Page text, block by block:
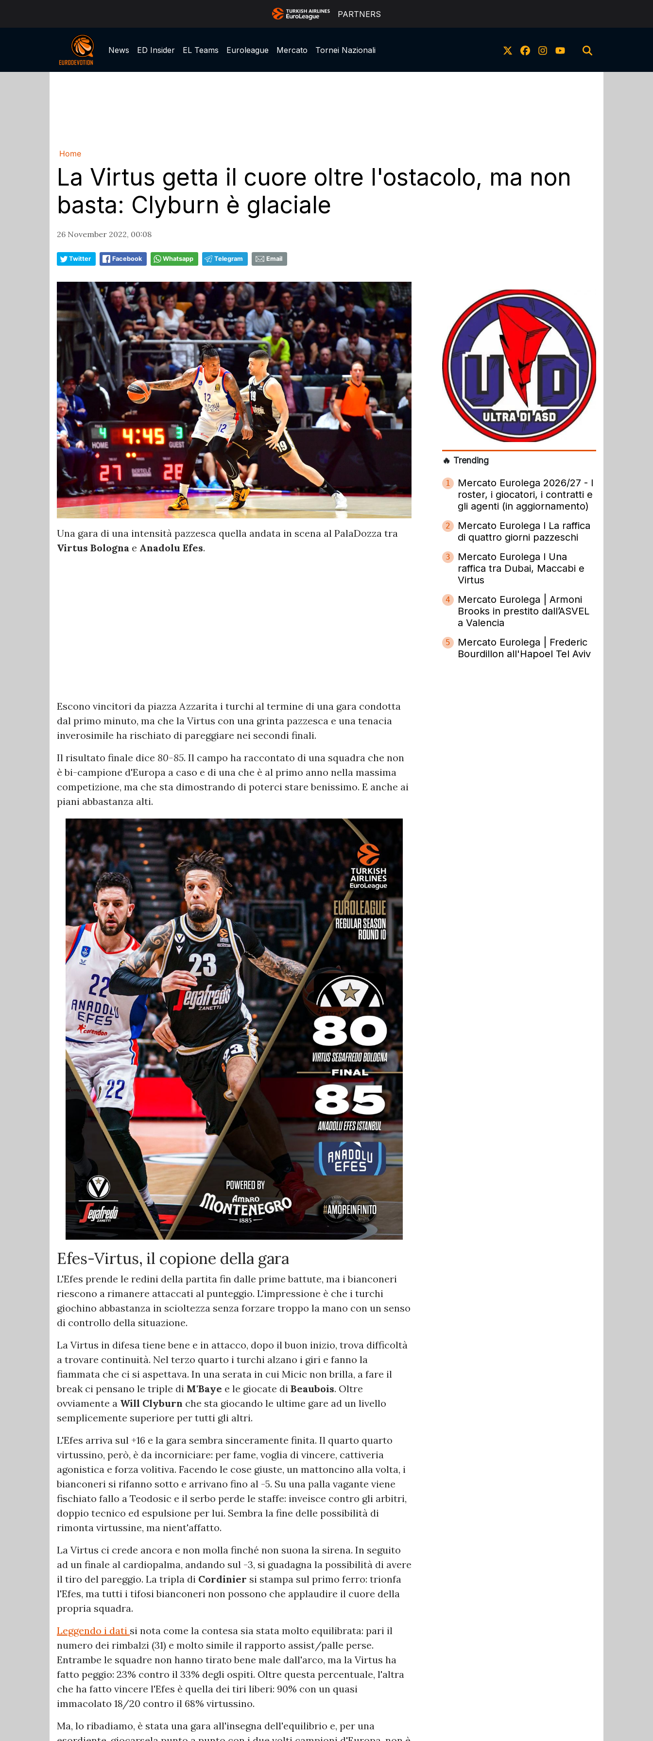
PARTNERS
News ED Insider EL Teams Euroleague Mercato Tornei Nazionali
Home
La Virtus getta il cuore oltre l'ostacolo, ma non
basta: Clyburn è glaciale
26 November 2022, 00:08
Twitter Facebook Whatsapp Telegram Email
Una gara di una intensità pazzesca quella andata in scena al PalaDozza tra
Virtus Bologna e Anadolu Efes.
Escono vincitori da piazza Azzarita i turchi al termine di una gara condotta
dal primo minuto, ma che la Virtus con una grinta pazzesca e una tenacia
inverosimile ha rischiato di pareggiare nei secondi finali.
Il risultato finale dice 80-85. Il campo ha raccontato di una squadra che non
è bi-campione d'Europa a caso e di una che è al primo anno nella massima
competizione, ma che sta dimostrando di poterci stare benissimo. E anche ai
piani abbastanza alti.
Efes-Virtus, il copione della gara
L'Efes prende le redini della partita fin dalle prime battute, ma i bianconeri
riescono a rimanere attaccati al punteggio. L'impressione è che i turchi
giochino abbastanza in scioltezza senza forzare troppo la mano con un senso
di controllo della situazione.
La Virtus in difesa tiene bene e in attacco, dopo il buon inizio, trova difficoltà
a trovare continuità. Nel terzo quarto i turchi alzano i giri e fanno la
fiammata che ci si aspettava. In una serata in cui Micic non brilla, a fare il
break ci pensano le triple di M'Baye e le giocate di Beaubois. Oltre
ovviamente a Will Clyburn che sta giocando le ultime gare ad un livello
semplicemente superiore per tutti gli altri.
L'Efes arriva sul +16 e la gara sembra sinceramente finita. Il quarto quarto
virtussino, però, è da incorniciare: per fame, voglia di vincere, cattiveria
agonistica e forza volitiva. Facendo le cose giuste, un mattoncino alla volta, i
bianconeri si rifanno sotto e arrivano fino al -5. Su una palla vagante viene
fischiato fallo a Teodosic e il serbo perde le staffe: inveisce contro gli arbitri,
doppio tecnico ed espulsione per lui. Sembra la fine delle possibilità di
rimonta virtussine, ma nient'affatto.
La Virtus ci crede ancora e non molla finché non suona la sirena. In seguito
ad un finale al cardiopalma, andando sul -3, si guadagna la possibilità di avere
il tiro del pareggio. La tripla di Cordinier si stampa sul primo ferro: trionfa
l'Efes, ma tutti i tifosi bianconeri non possono che applaudire il cuore della
propria squadra.
Leggendo i dati si nota come la contesa sia stata molto equilibrata: pari il
numero dei rimbalzi (31) e molto simile il rapporto assist/palle perse.
Entrambe le squadre non hanno tirato bene male dall'arco, ma la Virtus ha
fatto peggio: 23% contro il 33% degli ospiti. Oltre questa percentuale, l'altra
che ha fatto vincere l'Efes è quella dei tiri liberi: 90% con un quasi
immacolato 18/20 contro il 68% virtussino.
Ma, lo ribadiamo, è stata una gara all'insegna dell'equilibrio e, per una
🔥 Trending
1
Mercato Eurolega 2026/27 - I
roster, i giocatori, i contratti e
gli agenti (in aggiornamento)
2
Mercato Eurolega l La raffica
di quattro giorni pazzeschi
3
Mercato Eurolega l Una
raffica tra Dubai, Maccabi e
Virtus
4
Mercato Eurolega | Armoni
Brooks in prestito dall’ASVEL
a Valencia
5
Mercato Eurolega | Frederic
Bourdillon all'Hapoel Tel Aviv